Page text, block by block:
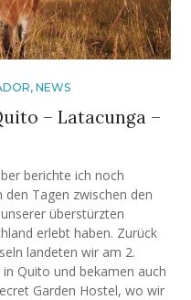
, NEWS
– Latacunga –
berichte ich noch
Tagen zwischen den
überstürzten
erlebt haben. Zurück
landeten wir am 2.
Quito und bekamen auch
Garden Hostel, wo wir